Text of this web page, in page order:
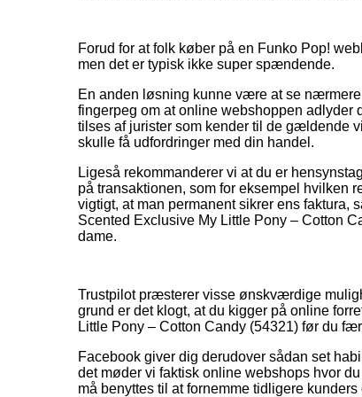
Forud for at folk køber på en Funko Pop!
men det er typisk ikke super spændende.
En anden løsning kunne være at se
fingerpeg om at online webshoppen adlyder
tilses af jurister som kender til de gældende
skulle få udfordringer med din handel.
Ligeså rekommanderer vi at du er
på transaktionen, som for eksempel hvilken
vigtigt, at man permanent sikrer ens faktura,
Scented Exclusive My Little Pony – Cotton
dame.
Trustpilot præsterer visse ønskværdige
grund er det klogt, at du kigger på online
Little Pony – Cotton Candy (54321) før du
Facebook giver dig derudover sådan set
det møder vi faktisk online webshops hvor
må benyttes til at fornemme tidligere kunders